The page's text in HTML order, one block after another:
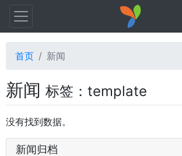
首页 新闻
新闻 标签：template
没有找到数据。
新闻归档